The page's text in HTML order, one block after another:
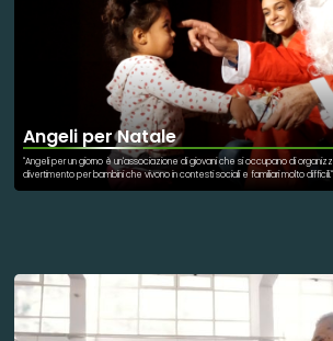
Angeli per Natale
"Angeli per un giorno è un'associazione di giovani che si occupano di
divertimento per bambini che vivono in contesti sociali e familiari molto difficili." Un Natale all'insegna della